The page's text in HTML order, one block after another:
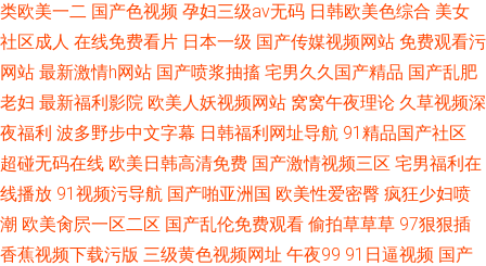
类欧美一二 国产色视频 孕妇三级av无码 日韩欧美色综合 美女
社区成人 在线免费看片 日本一级 国产传媒视频网站 免费观看污
网站 最新激情h网站 国产喷浆抽搐 宅男久久国产精品 国产乱肥
老妇 最新福利影院 欧美人妖视频网站 窝窝午夜理论 久草视频深
夜福利 波多野步中文字幕 日韩福利网址导航 91精品国产社区
超碰无码在线 欧美日韩高清免费 国产激情视频三区 宅男福利在
线播放 91视频污导航 国产啪亚洲国 欧美性爱密臀 疯狂少妇喷
潮 欧美肏屄一区二区 国产乱伦免费观看 偷拍草草草 97狠狠插
香蕉视频下载污版 三级黄色视频网址 午夜99 91日逼视频 国产